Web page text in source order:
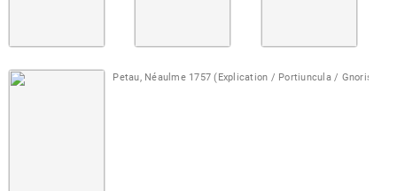
Petau, Néaulme 1757 (Explication / Portiuncula / Gnorisma)